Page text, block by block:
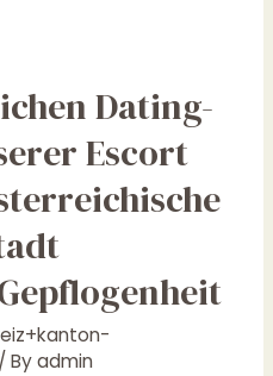
Dating-
Escort
/ Byadmin